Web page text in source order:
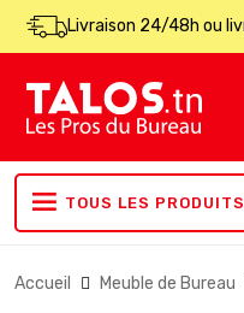
Livraison 24/48h ou
TOUS LES PRODUITS
Accueil Meuble de Bureau